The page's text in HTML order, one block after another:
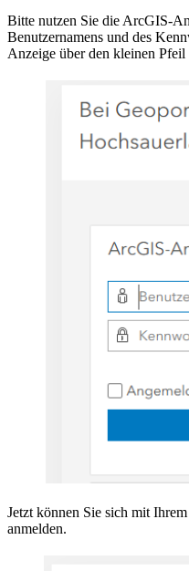
Bitte nutzen Sie die ArcGIS-
Benutzernamens und des
Anzeige über den kleinen Pfeil
Jetzt können Sie sich mit
anmelden.